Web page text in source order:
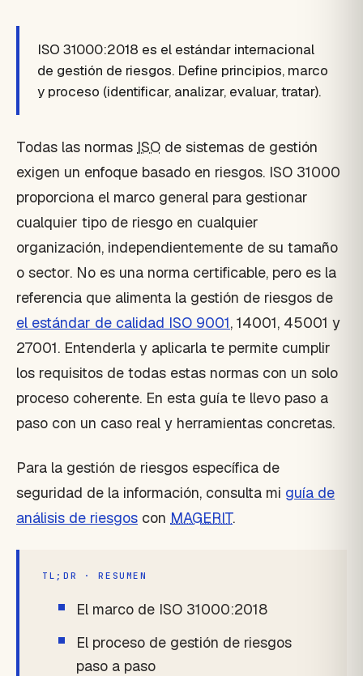
ISO 31000:2018 es el estándar internacional
de gestión de riesgos. Define principios, marco
y proceso (identificar, analizar, evaluar, tratar).
Todas las normas ISO de sistemas de gestión
exigen un enfoque basado en riesgos. ISO 31000
proporciona el marco general para gestionar
cualquier tipo de riesgo en cualquier
organización, independientemente de su tamaño
o sector. No es una norma certificable, pero es la
referencia que alimenta la gestión de riesgos de
el estándar de calidad ISO 9001, 14001, 45001 y
27001. Entenderla y aplicarla te permite cumplir
los requisitos de todas estas normas con un solo
proceso coherente. En esta guía te llevo paso a
paso con un caso real y herramientas concretas.
Para la gestión de riesgos específica de
seguridad de la información, consulta mi guía de
análisis de riesgos con MAGERIT.
TL;DR · RESUMEN
El marco de ISO 31000:2018
El proceso de gestión de riesgos
paso a paso